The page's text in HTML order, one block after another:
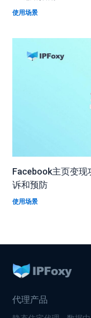
使用场景
Facebook主页变现
诉和预防
使用场景
代理产品